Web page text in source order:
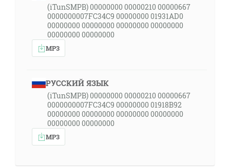
(iTunSMPB) 00000000 00000210 00000667
0000000007FC34C9 00000000 01931AD0
00000000 00000000 00000000 00000000
00000000 00000000
MP3
РУССКИЙ ЯЗЫК
(iTunSMPB) 00000000 00000210 00000667
0000000007FC34C9 00000000 01918B92
00000000 00000000 00000000 00000000
00000000 00000000
MP3